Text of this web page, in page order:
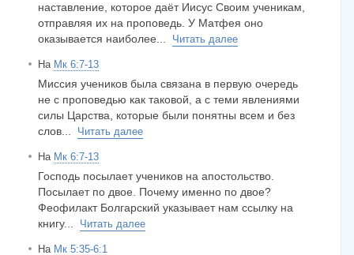
наставление, которое даёт Иисус Своим ученикам,
отправляя их на проповедь. У Матфея оно
оказывается наиболее... Читать далее
На Мк 6:7-13
Миссия учеников была связана в первую очередь
не с проповедью как таковой, а с теми явлениями
силы Царства, которые были понятны всем и без
слов... Читать далее
На Мк 6:7-13
Господь посылает учеников на апостольство.
Посылает по двое. Почему именно по двое?
Феофилакт Болгарский указывает нам ссылку на
книгу... Читать далее
На Мк 5:35-6:1